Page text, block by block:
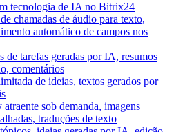
tecnologia de IA no Bitrix24
chamadas de áudio para texto,
automático de campos nos
de tarefas geradas por IA, resumos
comentários
de ideias, textos gerados por
atraente sob demanda, imagens
traduções de texto